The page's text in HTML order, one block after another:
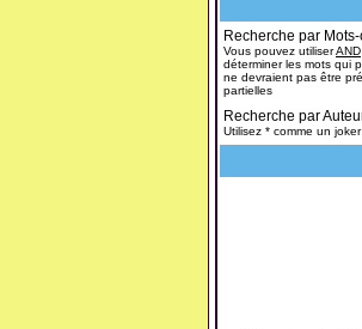
Recherche par
Vous pouvez utiliserAND
déterminer les mots qui
ne devraient pas être
partielles
Recherche par
Utilisez * comme un